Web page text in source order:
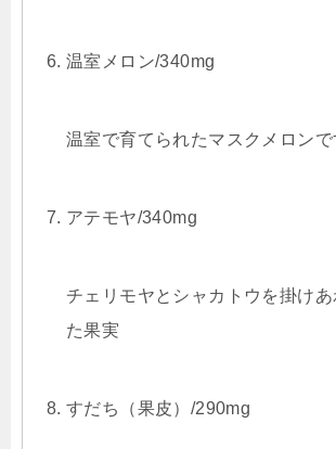
温室メロン/340mg
温室で育てられたマスクメロンで
アテモヤ/340mg
チェリモヤとシャカトウを掛け
た果実
すだち（果皮）/290mg